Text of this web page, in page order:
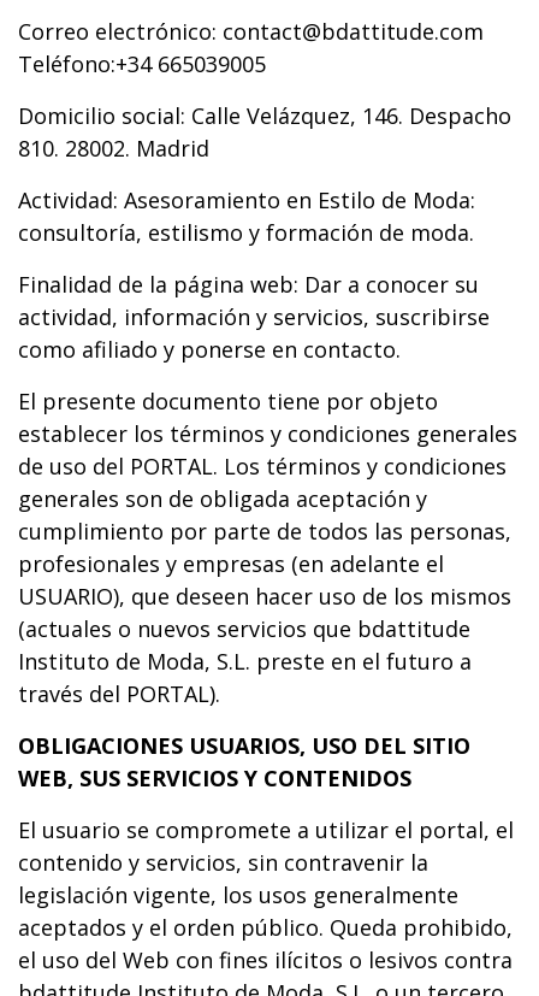
Correo electrónico: contact@bdattitude.com
Teléfono:+34 665039005
Domicilio social: Calle Velázquez, 146. Despacho
810. 28002. Madrid
Actividad: Asesoramiento en Estilo de Moda:
consultoría, estilismo y formación de moda.
Finalidad de la página web: Dar a conocer su
actividad, información y servicios, suscribirse
como afiliado y ponerse en contacto.
El presente documento tiene por objeto
establecer los términos y condiciones generales
de uso del PORTAL. Los términos y condiciones
generales son de obligada aceptación y
cumplimiento por parte de todos las personas,
profesionales y empresas (en adelante el
USUARIO), que deseen hacer uso de los mismos
(actuales o nuevos servicios que bdattitude
Instituto de Moda, S.L. preste en el futuro a
través del PORTAL).
OBLIGACIONES USUARIOS, USO DEL SITIO
WEB, SUS SERVICIOS Y CONTENIDOS
El usuario se compromete a utilizar el portal, el
contenido y servicios, sin contravenir la
legislación vigente, los usos generalmente
aceptados y el orden público. Queda prohibido,
el uso del Web con fines ilícitos o lesivos contra